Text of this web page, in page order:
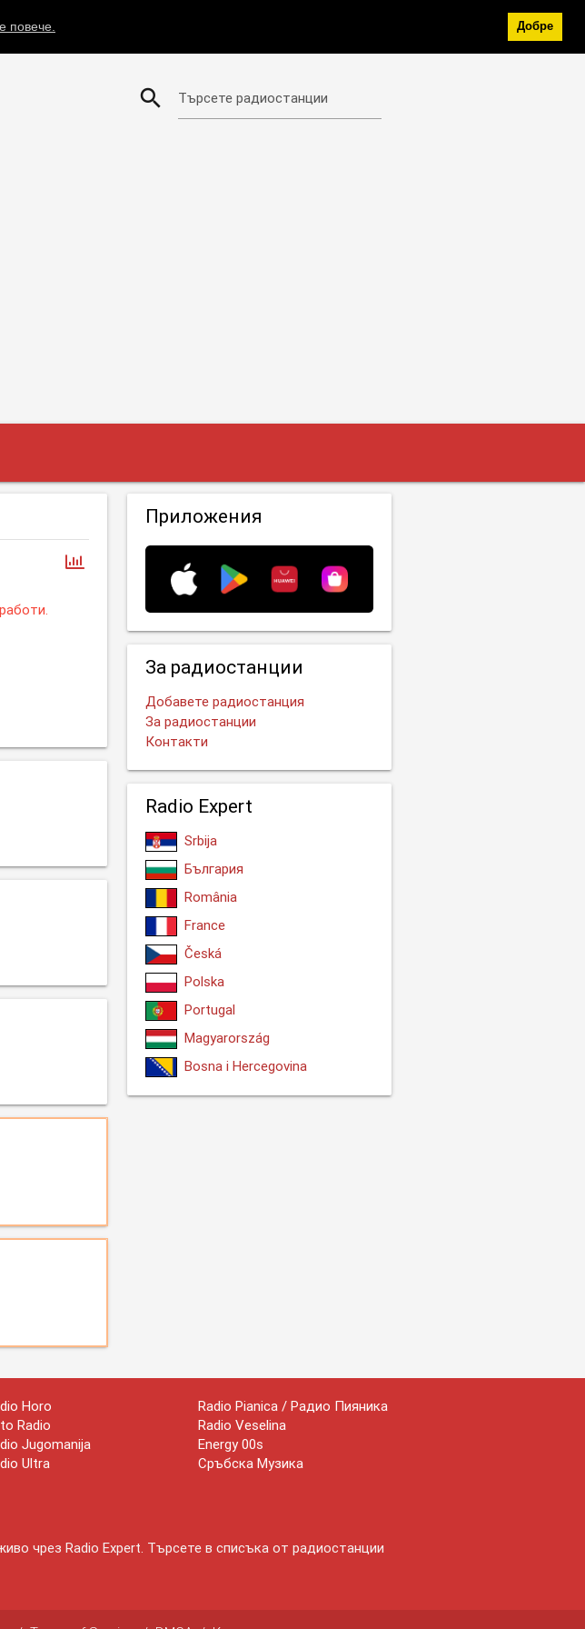
повече. Добре
search Търсете радиостанции
Приложения
За радиостанции
Добавете радиостанция
За радиостанции
Контакти
Radio Expert
Srbija
България
România
France
Česká
Polska
Portugal
Magyarország
Bosna i Hercegovina
Horo
Radio
Jugomanija
Ultra
Radio Pianica / Радио Пияника
Radio Veselina
Energy 00s
Сръбска Музика
чрез Radio Expert. Търсете в списъка от радиостанции